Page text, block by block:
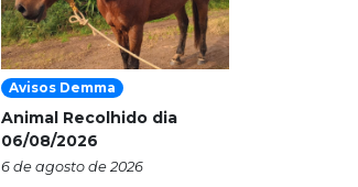
Avisos Demma
Animal Recolhido dia
06/08/2026
6 de agosto de 2026